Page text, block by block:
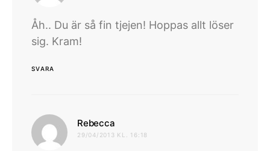
Åh.. Du är så fin tjejen! Hoppas allt löser
sig. Kram!
SVARA
Rebecca
29/04/2013 KL. 16:18